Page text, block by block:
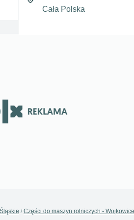
Części do maszyn rolniczych - Wojkowice